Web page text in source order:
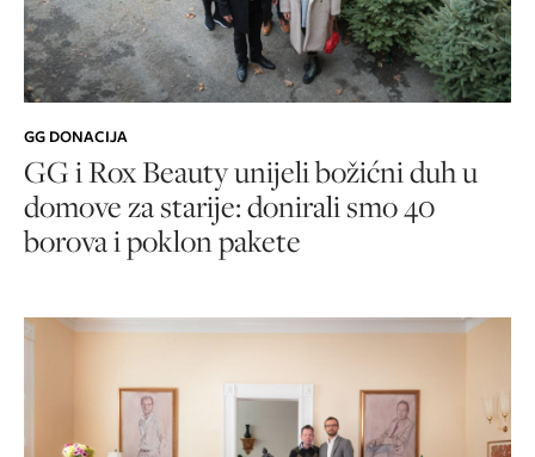
GG DONACIJA
GG i Rox Beauty unijeli božićni duh u
domove za starije: donirali smo 40
borova i poklon pakete